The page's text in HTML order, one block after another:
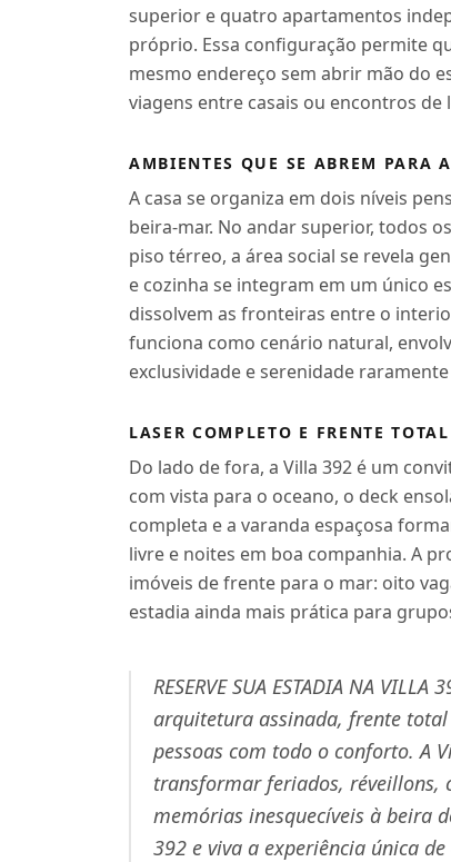
superior e quatro apartamentos
próprio. Essa configuração permite
mesmo endereço sem abrir mão do
viagens entre casais ou encontros
AMBIENTES QUE SE ABREM PARA
A casa se organiza em dois níveis
beira-mar. No andar superior, todos
piso térreo, a área social se revela
e cozinha se integram em um único
dissolvem as fronteiras entre o
funciona como cenário natural,
exclusividade e serenidade
LASER COMPLETO E FRENTE
Do lado de fora, a Villa 392 é um
com vista para o oceano, o deck
completa e a varanda espaçosa
livre e noites em boa companhia. A
imóveis de frente para o mar: oito
estadia ainda mais prática para
RESERVE SUA ESTADIA NA
arquitetura assinada, frente
pessoas com todo o conforto. A
transformar feriados, réveillons,
memórias inesquecíveis à beira
392 e viva a experiência única